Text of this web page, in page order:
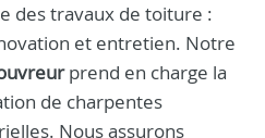
des travaux de toiture :
et entretien. Notre
prend en charge la
de charpentes
Nous assurons